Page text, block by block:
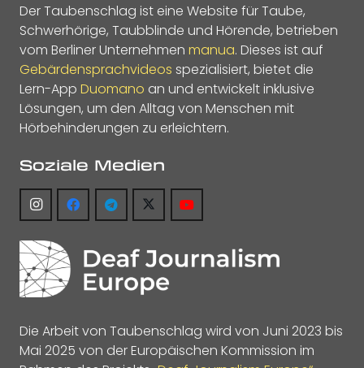
Der Taubenschlag ist eine Website für Taube,
Schwerhörige, Taubblinde und Hörende, betrieben
vom Berliner Unternehmen manua. Dieses ist auf
Gebärdensprachvideos spezialisiert, bietet die
Lern-App Duomano an und entwickelt inklusive
Lösungen, um den Alltag von Menschen mit
Hörbehinderungen zu erleichtern.
Soziale Medien
Die Arbeit von Taubenschlag wird von Juni 2023 bis
Mai 2025 von der Europäischen Kommission im